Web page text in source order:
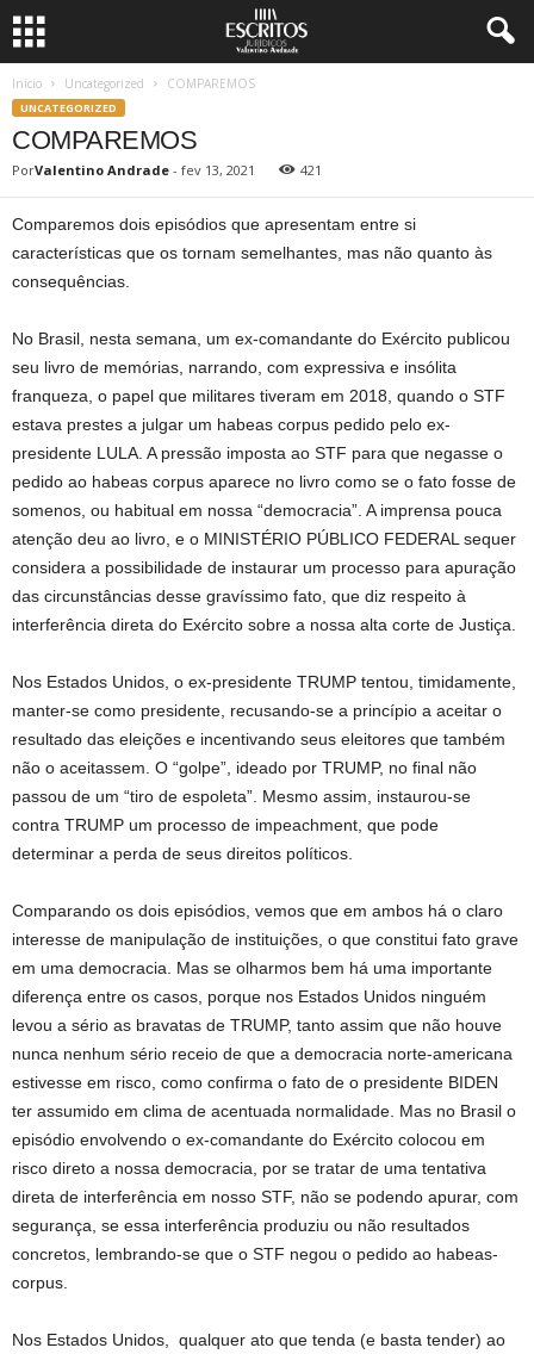
Início Uncategorized COMPAREMOS
UNCATEGORIZED
COMPAREMOS
PorValentino Andrade - fev 13, 2021 421
Comparemos dois episódios que apresentam entre si
características que os tornam semelhantes, mas não quanto às
consequências.
No Brasil, nesta semana, um ex-comandante do Exército publicou
seu livro de memórias, narrando, com expressiva e insólita
franqueza, o papel que militares tiveram em 2018, quando o STF
estava prestes a julgar um habeas corpus pedido pelo ex-
presidente LULA. A pressão imposta ao STF para que negasse o
pedido ao habeas corpus aparece no livro como se o fato fosse de
somenos, ou habitual em nossa “democracia”. A imprensa pouca
atenção deu ao livro, e o MINISTÉRIO PÚBLICO FEDERAL sequer
considera a possibilidade de instaurar um processo para apuração
das circunstâncias desse gravíssimo fato, que diz respeito à
interferência direta do Exército sobre a nossa alta corte de Justiça.
Nos Estados Unidos, o ex-presidente TRUMP tentou, timidamente,
manter-se como presidente, recusando-se a princípio a aceitar o
resultado das eleições e incentivando seus eleitores que também
não o aceitassem. O “golpe”, ideado por TRUMP, no final não
passou de um “tiro de espoleta”. Mesmo assim, instaurou-se
contra TRUMP um processo de impeachment, que pode
determinar a perda de seus direitos políticos.
Comparando os dois episódios, vemos que em ambos há o claro
interesse de manipulação de instituições, o que constitui fato grave
em uma democracia. Mas se olharmos bem há uma importante
diferença entre os casos, porque nos Estados Unidos ninguém
levou a sério as bravatas de TRUMP, tanto assim que não houve
nunca nenhum sério receio de que a democracia norte-americana
estivesse em risco, como confirma o fato de o presidente BIDEN
ter assumido em clima de acentuada normalidade. Mas no Brasil o
episódio envolvendo o ex-comandante do Exército colocou em
risco direto a nossa democracia, por se tratar de uma tentativa
direta de interferência em nosso STF, não se podendo apurar, com
segurança, se essa interferência produziu ou não resultados
concretos, lembrando-se que o STF negou o pedido ao habeas-
corpus.
Nos Estados Unidos, qualquer ato que tenda (e basta tender) ao